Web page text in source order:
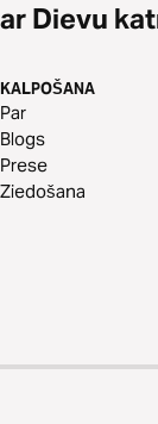
ar Dievu
KALPOŠANA
Par
Blogs
Prese
Ziedošana